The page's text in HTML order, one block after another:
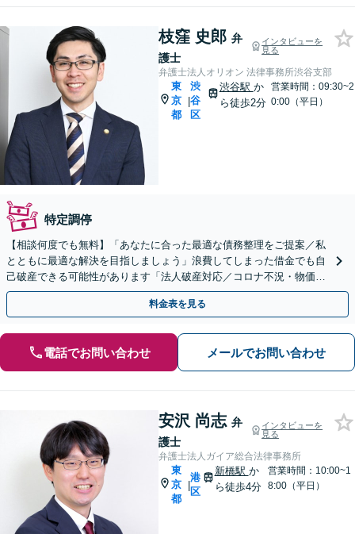
枝窪 史郎 弁
護士
インタビューを
見る
弁護士法人オリオン 法律事務所渋谷支部
東
京
都
|
渋
谷
区
渋谷駅 か
ら徒歩2分
営業時間：09:30~2
0:00（平日）
特定調停
【相談何度でも無料】「あなたに合った最適な債務整理をご提案／私
とともに最適な解決を目指しましょう」浪費してしまった借金でも自
己破産できる可能性があります「法人破産対応／コロナ不況・物価高
騰に苦しむ企業さまを救済」【秘密厳守・完全個室対応】
料金表を見る
電話でお問い合わせ メールでお問い合わせ
安沢 尚志 弁
護士
インタビューを
見る
弁護士法人ガイア総合法律事務所
東
京
都
|
港
区
新橋駅 か
ら徒歩4分
営業時間：10:00~1
8:00（平日）